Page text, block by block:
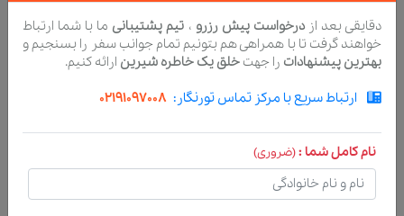
امکانات رفاهی و تفریحی هتل
دستگاه خودپرداز بانک
کافی‌شاپ، خدمات اينترنت بی‌سیم در قسمت
پذیرش، فضای باغ و طبیعت
دقایقی بعد ازدرخواست پیش رزرو ، تیم پشتیبانی ما با شما ارتباط
خواهند گرفت تا با همراهی هم بتونیم تمام جوانب سفر را بسنجیم و
بهترین پیشنهادات را جهت خلق یک خاطره شیرین ارائه کنیم.
ارتباط سریع با مرکز تماس تورنگار: 02191097008
نام کامل شما :(ضروری)